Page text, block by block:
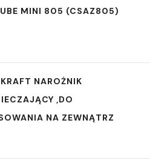
MINI 805 (CSAZ805)
NAROŻNIK
,DO
NA ZEWNĄTRZ